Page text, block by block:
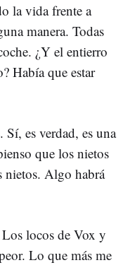
la vida frente a
manera. Todas
¿Y el entierro
Había que estar
es verdad, es una
que los nietos
Algo habrá
locos de Vox y
Lo que más me